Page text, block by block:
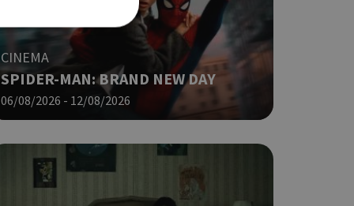
CINEMA
SPIDER-MAN: BRAND NEW DAY
06/08/2026 - 12/08/2026
λογαριασμού. Ο
Google